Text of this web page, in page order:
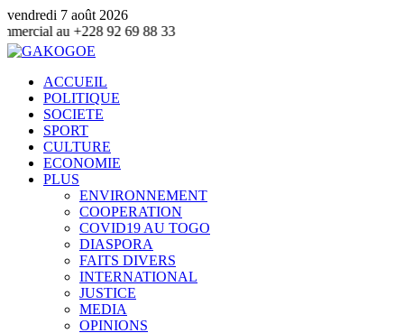
vendredi 7 août 2026
69 88 33
ACCUEIL
POLITIQUE
SOCIETE
SPORT
CULTURE
ECONOMIE
PLUS
ENVIRONNEMENT
COOPERATION
COVID19 AU TOGO
DIASPORA
FAITS DIVERS
INTERNATIONAL
JUSTICE
MEDIA
OPINIONS